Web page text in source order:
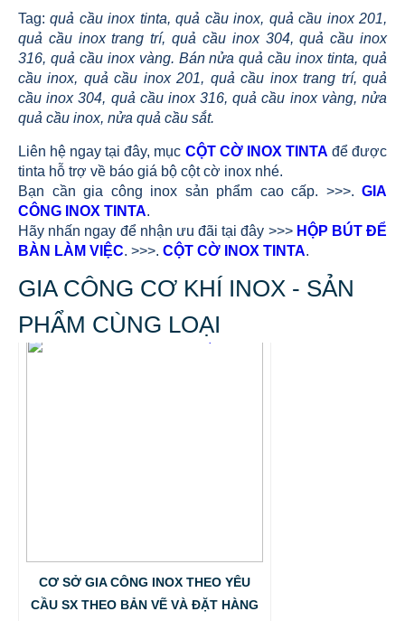
Tag:quả cầu inox tinta, quả cầu inox, quả cầu inox 201,
quả cầu inox trang trí, quả cầu inox 304, quả cầu inox
316, quả cầu inox vàng. Bán nửa quả cầu inox tinta, quả
cầu inox, quả cầu inox 201, quả cầu inox trang trí, quả
cầu inox 304, quả cầu inox 316, quả cầu inox vàng, nửa
quả cầu inox, nửa quả cầu sắt.
Liên hệ ngay tại đây, mục CỘT CỜ INOX TINTA để được
tinta hỗ trợ về báo giá bộ cột cờ inox nhé.
Bạn cần gia công inox sản phẩm cao cấp. >>>. GIA
CÔNG INOX TINTA.
Hãy nhấn ngay để nhận ưu đãi tại đây >>> HỘP BÚT ĐỂ
BÀN LÀM VIỆC. >>>. CỘT CỜ INOX TINTA.
GIA CÔNG CƠ KHÍ INOX - SẢN
PHẨM CÙNG LOẠI
CƠ SỞ GIA CÔNG INOX THEO YÊU
CẦU SX THEO BẢN VẼ VÀ ĐẶT HÀNG